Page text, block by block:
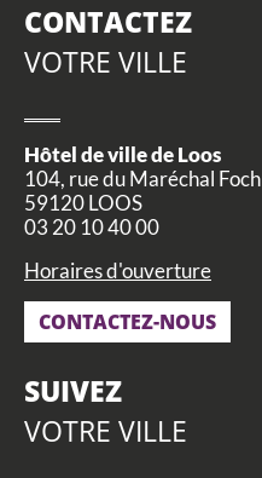
CONTACTEZ
VOTRE VILLE
Hôtel de ville de Loos
104, rue du Maréchal Foch
59120 LOOS
03 20 10 40 00
Horaires d'ouverture
CONTACTEZ-NOUS
SUIVEZ
VOTRE VILLE